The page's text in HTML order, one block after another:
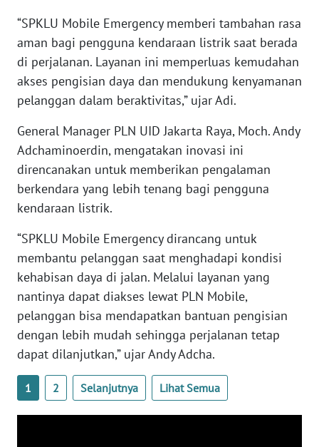
“SPKLU Mobile Emergency memberi tambahan rasa
aman bagi pengguna kendaraan listrik saat berada
di perjalanan. Layanan ini memperluas kemudahan
akses pengisian daya dan mendukung kenyamanan
pelanggan dalam beraktivitas,” ujar Adi.
General Manager PLN UID Jakarta Raya, Moch. Andy
Adchaminoerdin, mengatakan inovasi ini
direncanakan untuk memberikan pengalaman
berkendara yang lebih tenang bagi pengguna
kendaraan listrik.
“SPKLU Mobile Emergency dirancang untuk
membantu pelanggan saat menghadapi kondisi
kehabisan daya di jalan. Melalui layanan yang
nantinya dapat diakses lewat PLN Mobile,
pelanggan bisa mendapatkan bantuan pengisian
dengan lebih mudah sehingga perjalanan tetap
dapat dilanjutkan,” ujar Andy Adcha.
1 2 Selanjutnya Lihat Semua
WN
PAPUA
BARAT
WN
WN
SERAMBI
WN
WN
SULTRA
WN
NTB
WN
SULTENG
WN